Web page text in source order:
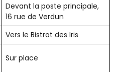
Devant la poste principale,
16 rue de Verdun
Vers le Bistrot des Iris
Sur place